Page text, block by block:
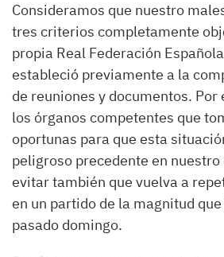
Consideramos que nuestro
tres criterios completamente
propia Real Federación
estableció previamente a la
de reuniones y documentos.
los órganos competentes que
oportunas para que esta
peligroso precedente en
evitar también que vuelva a
en un partido de la magnitud
pasado domingo.